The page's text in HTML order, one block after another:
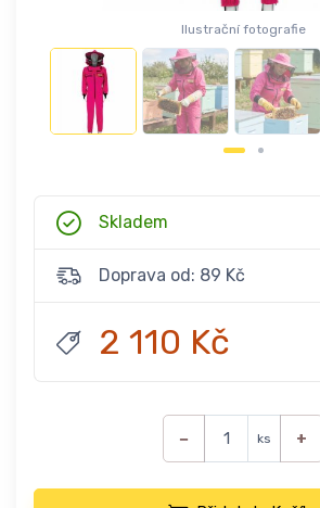
Ilustrační fotografie
Skladem
Doprava od: 89 Kč
2 110 Kč
− ks +